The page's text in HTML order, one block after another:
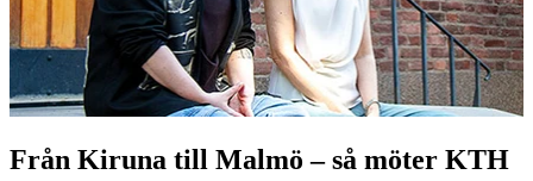
Från Kiruna till Malmö – så möter KTH